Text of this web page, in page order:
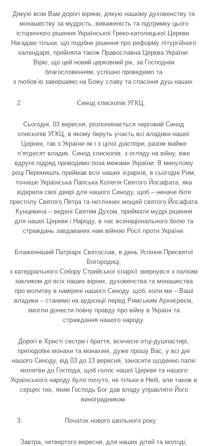
Дякую всім Вам дорогі віряни, дякую нашому духовенству та
монашеству за мудрість, виваженість та підтримку цього
історичного рішення Української Греко-католицької Церкви.
Нагадаю тільки, що подібне рішення про реформу літургійного
календаря, прийняла також Православна Церква України.
Вірю, що цей новий церковний рік, за Господнім
благословенням, успішно проведемо та
з любов’ю завершимо на Божу славу та спасіння душ наших.
Синод єпископів УГКЦ.
Сьогодні, 03 вересня, розпочинається черговий Синод
єпископів УГКЦ, в якому беруть участь всі владики нашої
Церкви, так з України як і з цілої діаспори, разом майже
п’ятдесят владик. Синод єпископів, з огляду на війну, вже
вдруге підряд проводимо поза межами України. В минулому
році Перемишль приймав всіх наших ієрархів, в сьогодні Рим,
точніше Українська Папська Колегія Святого Йосафата, яка
відкрила свої двері для нашого Синоду, щоб – неначе біля
престолу Святого Петра та нетлінних мощей святого Йосафата
Кунцевича – ведені Святим Духом, приймати мудрі рішення
для нашої Церкви і Народу, в час всенаціонального болю та
страждань завдаваних нам війною Росії проти України.
Блаженніший Патріарх Святослав, в день Успіння Пресвятої
Богородиці,
з катедрального Собору Стрийської єпархії звернувся з палким
закликом до всіх наших вірних, духовенства та монашества
про молитву в намірені нашого Синоду, щоб, коли ми – Ваші
владики – станемо на аудієнції перед Римським Архиєреєм,
змогли донести повну правду про війну в Україні та
страждання нашого народу.
Дорогі в Христі сестри і браття, всечесні отці-душпастирі,
преподобні монахи та монахині, дуже прошу Вас, у всі дні
нашого Синоду, від 03 до 13 вересня, заносити щоденно палкі
молитви до Господа, щоб голос нашої Церкви та нашого
Українського народу було почуто, не тільки в Небі, але також в
серцях тих, яким Господь Бог дав владу управляти Його
виноградником.
Початок нового шкільного року.
Завтра, четвертого вересня, для наших дітей та молоді,